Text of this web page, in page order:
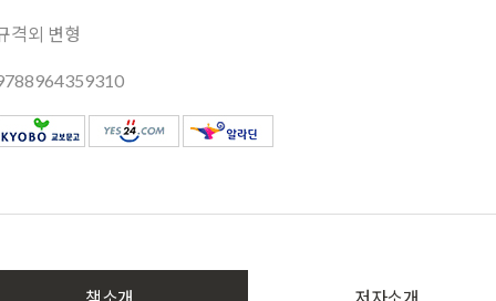
격외 변형